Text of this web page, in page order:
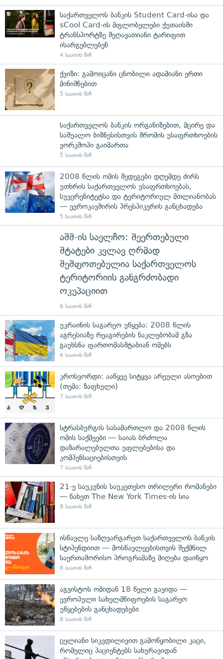
საქართველოს ბანკის Student Card-ისა და
sCool Card-ის მფლობელები ქუთაისში
ტრანსპორტზე შეღავათიანი ტარიფით
ისარგებლებენ
4 საათის წინ
ქვიზი: გამოიცანი ცნობილი ადამიანი ერთი
მინიშნებით
5 საათის წინ
საქართველოს ბანკის ორგანიზებით, მცირე და
საშუალო ბიზნესისთვის შრომის უსაფრთხოების
ვორკშოპი გაიმართა
5 საათის წინ
2008 წლის ომის შედეგები დღემდე ძირს
უთხრის საქართველოს უსაფრთხოებას,
სუვერენიტეტსა და ტერიტორიულ მთლიანობას
— ევროკავშირის პრესპიკერის განცხადება
5 საათის წინ
აშშ-ის საელჩო: შეერთებული
შტატები კვლავ ღრმად
შეშფოთებულია საქართველოს
ტერიტორიის განგრძობადი
ოკუპაციით
6 საათის წინ
უკრაინის საგარეო უწყება: 2008 წლის
აგრესიაზე რეაგირების ნაკლებობამ გზა
გაუხსნა ფართომასშტაბიან ომებს
6 საათის წინ
კროსვორდი: ააწყვე სიტყვა არეული ასოებით
(თემა: ზაფხული)
7 საათის წინ
სტრასბურგის სასამართლო და 2008 წლის
ომის საქმეები — საიას ბრძოლა
დაზარალებულთა უფლებებისა და
კომპენსაციებისთვის
7 საათის წინ
21-ე საუკუნის საუკეთესო თრილერი რომანები
— ნახეთ The New York Times-ის სია
8 საათის წინ
ისწავლე საზღვარგარეთ საქართველოს ბანკის
სტიპენდიით — მოსწავლეებისთვის შექმნილ
საერთაშორისო პროგრამაზე მიღება დაიწყო
8 საათის წინ
აგვისტოს ომიდან 18 წელი გავიდა —
ევროპული სახელმწიფოების საგარეო
უწყებების განცხადებები
8 საათის წინ
ცელიანი სიკვდილივით გამოწყობილი კაცი,
რომელიც პაციენტებს სახურავიდან